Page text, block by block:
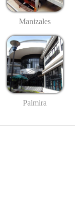
Manizales
Palmira